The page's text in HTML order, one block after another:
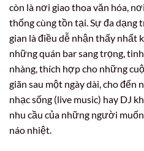
còn là nơi giao thoa văn hóa,
thống cùng tồn tại. Sự đa dạng
gian là điều dễ nhận thấy nhất
những quán bar sang trọng,
nhàng, thích hợp cho những
giãn sau một ngày dài, cho
nhạc sống (live music) hay DJ
nhu cầu của những người
náo nhiệt.